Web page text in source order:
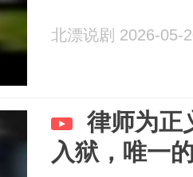
北漂说剧 2026-05-
律师为正
入狱，唯一